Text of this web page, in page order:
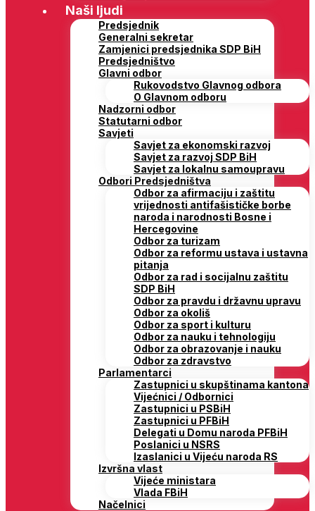
Naši ljudi
Predsjednik
Generalni sekretar
Zamjenici predsjednika SDP BiH
Predsjedništvo
Glavni odbor
Rukovodstvo Glavnog odbora
O Glavnom odboru
Nadzorni odbor
Statutarni odbor
Savjeti
Savjet za ekonomski razvoj
Savjet za razvoj SDP BiH
Savjet za lokalnu samoupravu
Odbori Predsjedništva
Odbor za afirmaciju i zaštitu
vrijednosti antifašističke borbe
naroda i narodnosti Bosne i
Hercegovine
Odbor za turizam
Odbor za reformu ustava i ustavna
pitanja
Odbor za rad i socijalnu zaštitu
SDP BiH
Odbor za pravdu i državnu upravu
Odbor za okoliš
Odbor za sport i kulturu
Odbor za nauku i tehnologiju
Odbor za obrazovanje i nauku
Odbor za zdravstvo
Parlamentarci
Zastupnici u skupštinama kantona
Vijećnici / Odbornici
Zastupnici u PSBiH
Zastupnici u PFBiH
Delegati u Domu naroda PFBiH
Poslanici u NSRS
Izaslanici u Vijeću naroda RS
Izvršna vlast
Vijeće ministara
Vlada FBiH
Načelnici